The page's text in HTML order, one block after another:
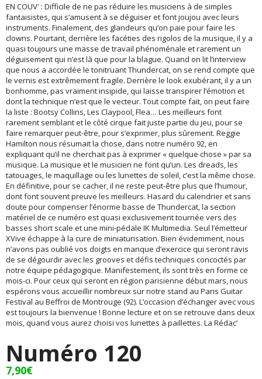
EN COUV' : Difficile de ne pas réduire les musiciens à de simples
fantaisistes, qui s’amusent à se déguiser et font joujou avec leurs
instruments. Finalement, des glandeurs qu’on paie pour faire les
clowns. Pourtant, derrière les facéties des rigolos de la musique, il y a
quasi toujours une masse de travail phénoménale et rarement un
déguisement qui n’est là que pour la blague. Quand on lit l’interview
que nous a accordée le tonitruant Thundercat, on se rend compte que
le vernis est extrêmement fragile. Derrière le look exubérant, il y a un
bonhomme, pas vraiment insipide, qui laisse transpirer l’émotion et
dont la technique n’est que le vecteur. Tout compte fait, on peut faire
la liste : Bootsy Collins, Les Claypool, Flea… Les meilleurs font
rarement semblant et le côté cirque fait juste partie du jeu, pour se
faire remarquer peut-être, pour s’exprimer, plus sûrement. Reggie
Hamilton nous résumait la chose, dans notre numéro 92, en
expliquant qu’il ne cherchait pas à exprimer « quelque chose » par sa
musique. La musique et le musicien ne font qu’un. Les dreads, les
tatouages, le maquillage ou les lunettes de soleil, c’est la même chose.
En définitive, pour se cacher, il ne reste peut-être plus que l’humour,
dont font souvent preuve les meilleurs. Hasard du calendrier et sans
doute pour compenser l’énorme basse de Thundercat, la section
matériel de ce numéro est quasi exclusivement tournée vers des
basses short scale et une mini-pédale IK Multimedia. Seul l’émetteur
XVive échappe à la cure de miniaturisation. Bien évidemment, nous
n’avons pas oublié vos doigts en manque d’exercice qui seront ravis
de se dégourdir avec les grooves et défis techniques concoctés par
notre équipe pédagogique. Manifestement, ils sont très en forme ce
mois-ci. Pour ceux qui seront en région parisienne début mars, nous
espérons vous accueillir nombreux sur notre stand au Paris Guitar
Festival au Beffroi de Montrouge (92). L’occasion d’échanger avec vous
est toujours la bienvenue ! Bonne lecture et on se retrouve dans deux
mois, quand vous aurez choisi vos lunettes à paillettes. La Rédac’
Numéro 120
7,90€